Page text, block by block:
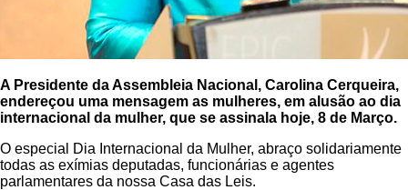
A Presidente da Assembleia Nacional, Carolina Cerqueira,
endereçou uma mensagem as mulheres, em alusão ao dia
internacional da mulher, que se assinala hoje, 8 de Março.
O especial Dia Internacional da Mulher, abraço solidariamente
todas as exímias deputadas, funcionárias e agentes
parlamentares da nossa Casa das Leis.